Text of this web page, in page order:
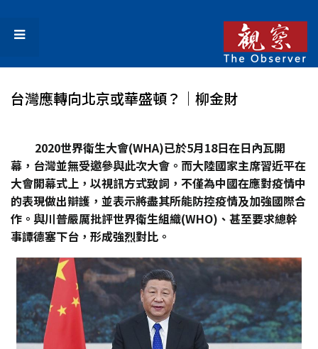
台灣應轉向北京或華盛頓？│柳金財
2020世界衛生大會(WHA)已於5月18日在日內瓦開
幕，台灣並無受邀參與此次大會。而大陸國家主席習近平在
大會開幕式上，以視訊方式致詞，不僅為中國在應對疫情中
的表現做出辯護，並表示將盡其所能防控疫情及加強國際合
作。與川普嚴厲批評世界衛生組織(WHO) 、甚至要求總幹
事譚德塞下台，形成強烈對比。